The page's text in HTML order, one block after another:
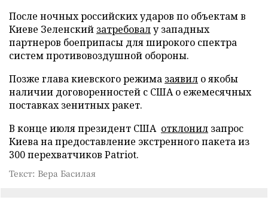
После ночных российских ударов по объектам в
Киеве Зеленский затребовалу западных
партнеров боеприпасы для широкого спектра
систем противовоздушной обороны.
Позже глава киевского режима заявил о якобы
наличии договоренностей с США о ежемесячных
поставках зенитных ракет.
В конце июля президент США отклонил запрос
Киева на предоставление экстренного пакета из
300 перехватчиков Patriot.
Текст: Вера Басилая